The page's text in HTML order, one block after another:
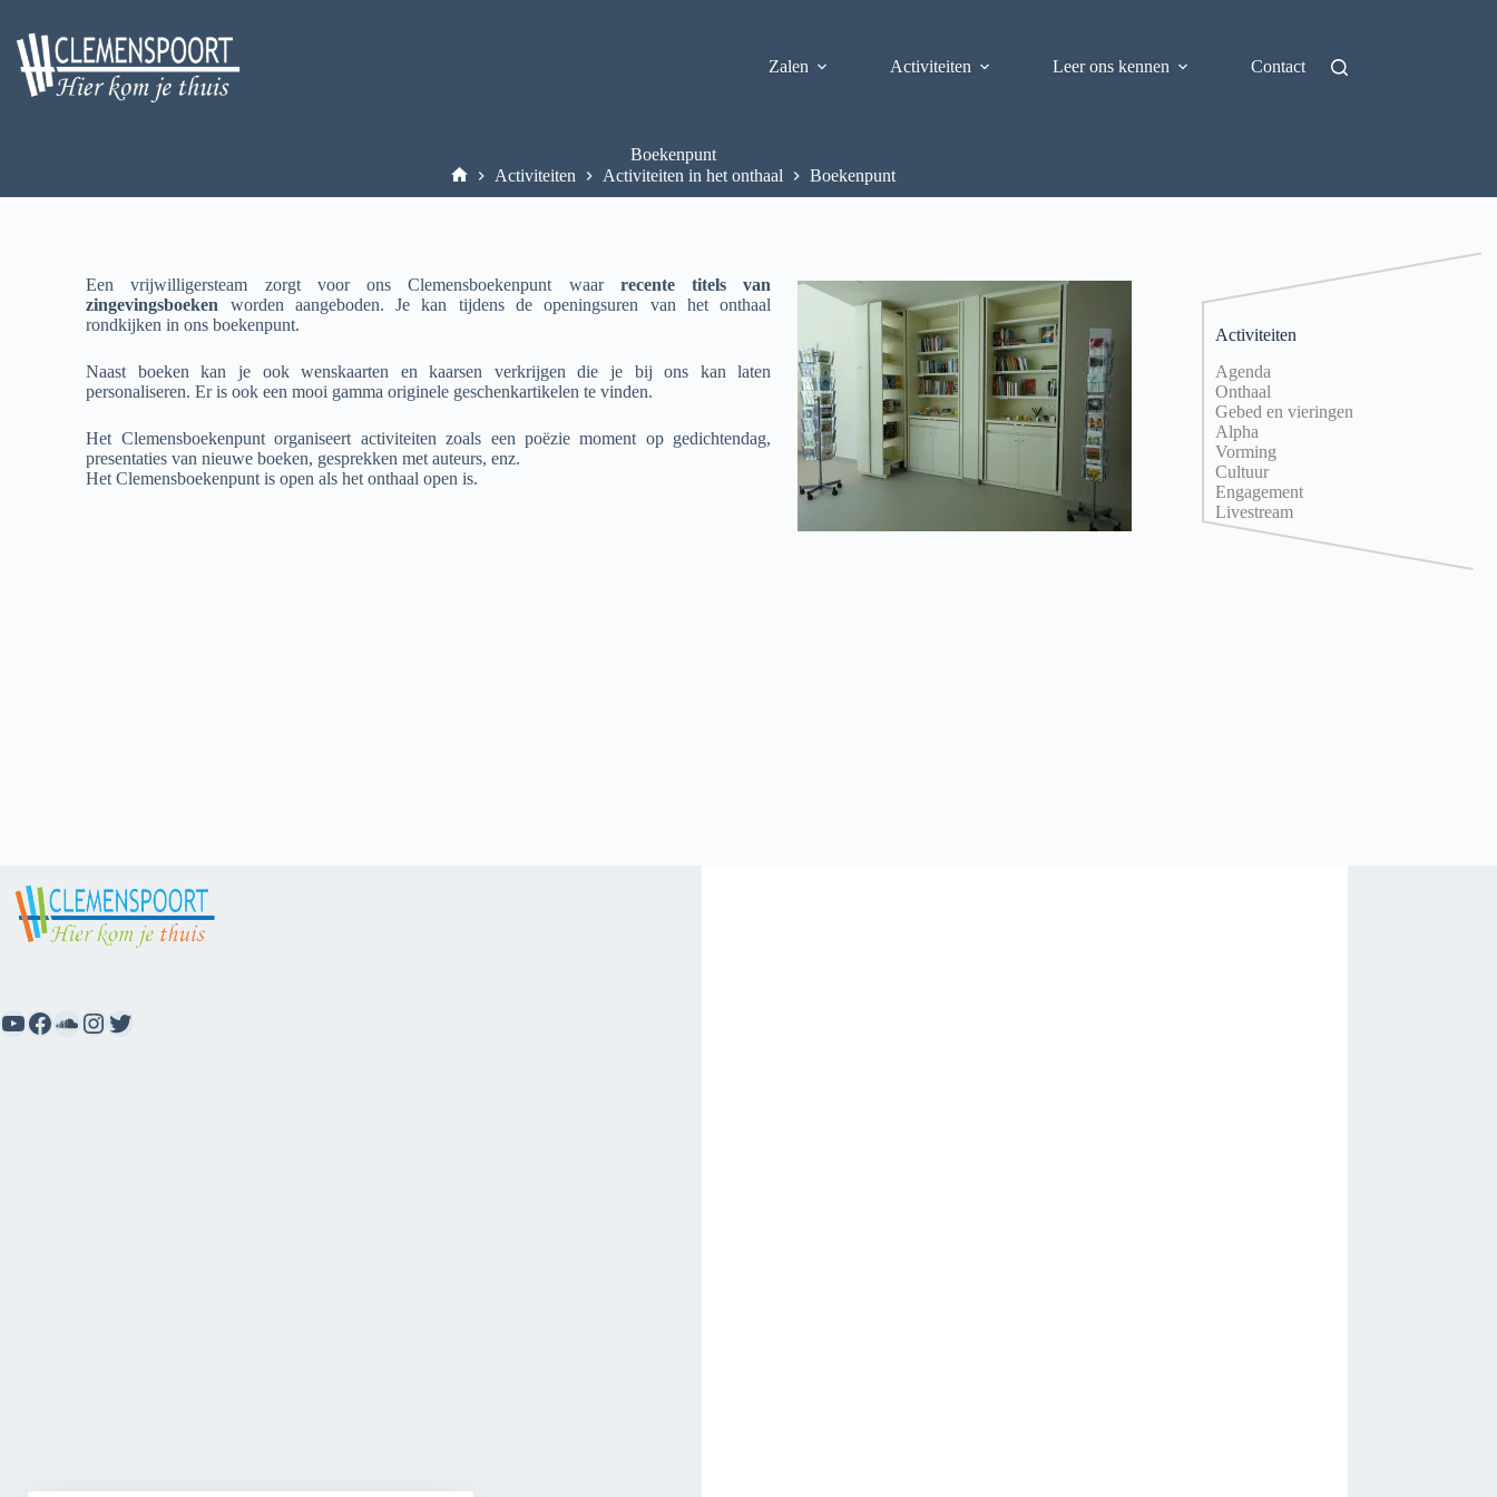
Zalen Activiteiten Leer ons kennen Contact
Boekenpunt
Activiteiten
Activiteiten in het onthaal Boekenpunt
Een vrijwilligersteam zorgt voor ons Clemensboekenpunt waarrecente titels van
zingevingsboeken worden aangeboden. Je kan tijdens de openingsuren van het onthaal
rondkijken in ons boekenpunt.
Naast boeken kan je ook wenskaarten en kaarsen verkrijgen die je bij ons kan laten
personaliseren. Er is ook een mooi gamma originele geschenkartikelen te vinden.
Het Clemensboekenpunt organiseert activiteiten zoals een poëzie moment op gedichtendag,
presentaties van nieuwe boeken, gesprekken met auteurs, enz.
Het Clemensboekenpunt is open als het onthaal open is.
Activiteiten
Agenda
Onthaal
Gebed en vieringen
Alpha
Vorming
Cultuur
Engagement
Livestream